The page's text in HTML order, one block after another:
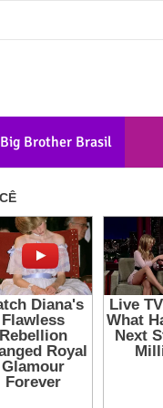
Big Brother Brasil